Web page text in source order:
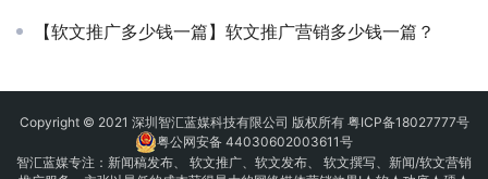
【软文推广多少钱一篇】软文推广营销多少钱一篇？
Copyright © 2021 深圳智汇蓝媒科技有限公司 版权所有 粤ICP备18027777号
粤公网安备 44030602003611号
智汇蓝媒专注： 新闻稿发布、 软文推广、 软文发布、 软文撰写、新闻/软文营销